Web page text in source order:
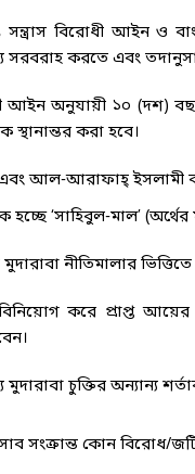
সন্ত্রাস বিরোধী আইন ও
সরবরাহ করতে এবং
অনুযায়ী ১০ (দশ) বছর
স্থানান্তর করা হবে।
আল-আরাফাহ্ ইসলামী
হচ্ছে ‘সাহিবুল-মাল’
মুদারাবা নীতিমালার
করে প্রাপ্ত
চুক্তির অন্যান্য
সংক্রান্ত কোন বিরোধ/